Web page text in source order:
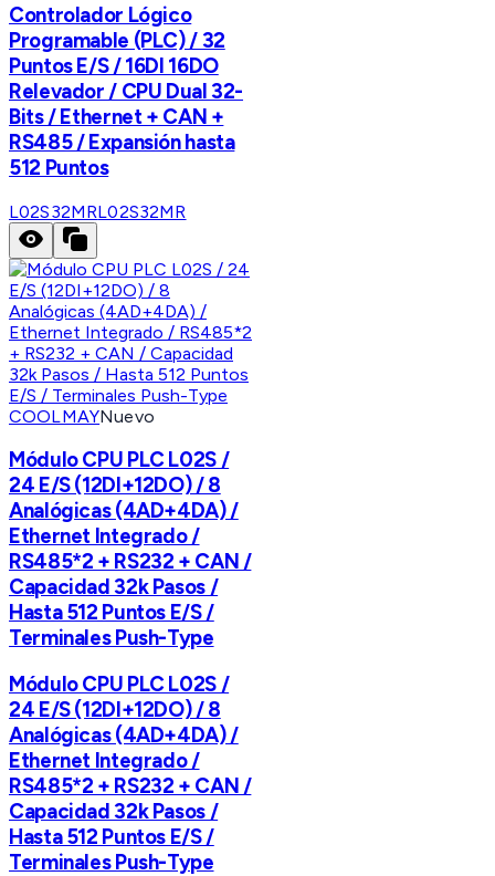
Controlador Lógico
Programable (PLC) / 32
Puntos E/S / 16DI 16DO
Relevador / CPU Dual 32-
Bits / Ethernet + CAN +
RS485 / Expansión hasta
512 Puntos
L02S32MRL02S32MR
COOLMAYNuevo
Módulo CPU PLC L02S /
24 E/S (12DI+12DO) / 8
Analógicas (4AD+4DA) /
Ethernet Integrado /
RS485*2 + RS232 + CAN /
Capacidad 32k Pasos /
Hasta 512 Puntos E/S /
Terminales Push-Type
Módulo CPU PLC L02S /
24 E/S (12DI+12DO) / 8
Analógicas (4AD+4DA) /
Ethernet Integrado /
RS485*2 + RS232 + CAN /
Capacidad 32k Pasos /
Hasta 512 Puntos E/S /
Terminales Push-Type